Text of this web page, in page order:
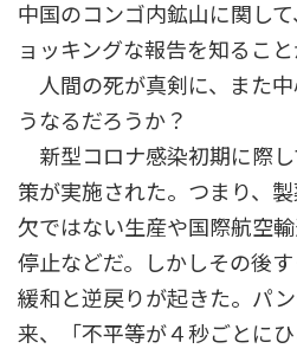
中国のコンゴ内鉱山に関し
ョッキングな報告を知ること
人間の死が真剣に、また
うなるだろうか？
新型コロナ感染初期に際
策が実施された。つまり、
欠ではない生産や国際航空
停止などだ。しかしその後
緩和と逆戻りが起きた。パ
来、「不平等が４秒ごとに